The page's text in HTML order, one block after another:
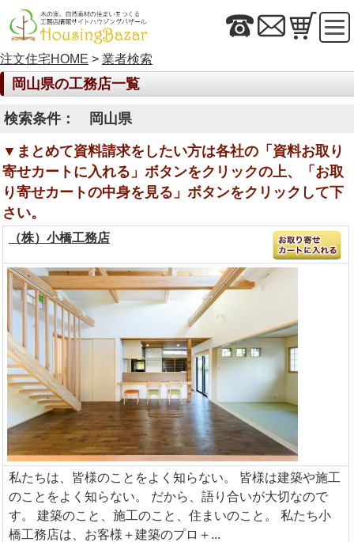
注文住宅HOME > 業者検索
岡山県の工務店一覧
検索条件： 岡山県
▼まとめて資料請求をしたい方は各社の「資料お取り
寄せカートに入れる」ボタンをクリックの上、「お取
り寄せカートの中身を見る」ボタンをクリックして下
さい。
（株）小橋工務店
私たちは、皆様のことをよく知らない。 皆様は建築や施工
のことをよく知らない。 だから、語り合いが大切なので
す。 建築のこと、施工のこと、住まいのこと。 私たち小
橋工務店は、お客様＋建築のプロ＋...